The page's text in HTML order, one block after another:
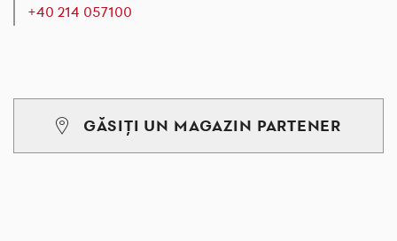
+40 214 057100
GĂSIȚI UN MAGAZIN PARTENER